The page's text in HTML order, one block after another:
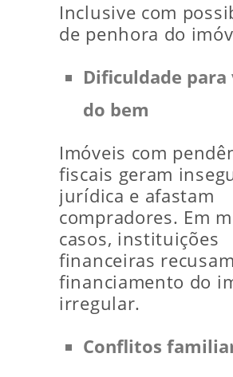
Inclusive com
de penhora do
Dificuldade para
do bem
Imóveis com
fiscais geram
jurídica e afastam
compradores. Em
casos, instituições
financeiras recusam
financiamento do
irregular.
Conflitos